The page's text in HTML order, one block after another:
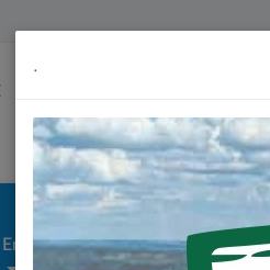
Empresas Imprensa Servidor
.